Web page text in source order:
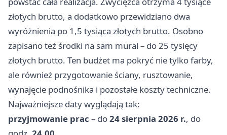
złotych brutto, a dodatkowo przewidziano dwa
wyróżnienia po 1,5 tysiąca złotych brutto. Osobno
zapisano też środki na sam mural – do 25 tysięcy
złotych brutto. Ten budżet ma pokryć nie tylko farby,
ale również przygotowanie ściany, rusztowanie,
wynajęcie podnośnika i pozostałe koszty techniczne.
Najważniejsze daty wyglądają tak:
przyjmowanie prac – do24 sierpnia 2026 r., do